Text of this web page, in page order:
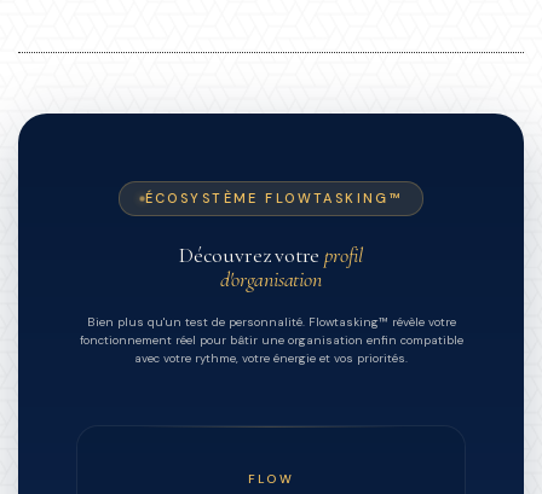
ÉCOSYSTÈME FLOWTASKING™
Découvrez votreprofil
d'organisation
Bien plus qu'un test de personnalité. Flowtasking™ révèle votre
fonctionnement réel pour bâtir une organisation enfin compatible
avec votre rythme, votre énergie et vos priorités.
FLOW